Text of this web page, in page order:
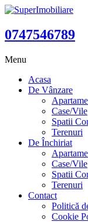
0747546789
Menu
Acasa
De Vânzare
Case/Vile
Spatii
Terenuri
De Închiriat
Case/Vile
Spatii
Terenuri
Contact
Politică
Cookie